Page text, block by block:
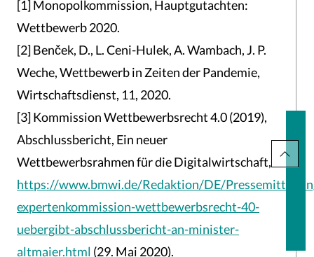
[1] Monopolkommission, Hauptgutachten:
Wettbewerb 2020.
[2] Benček, D., L. Ceni-Hulek, A. Wambach, J. P.
Weche, Wettbewerb in Zeiten der Pandemie,
Wirtschaftsdienst, 11, 2020.
[3] Kommission Wettbewerbsrecht 4.0 (2019),
Abschlussbericht, Ein neuer
Wettbewerbsrahmen für die Digitalwirtschaft,
https://www.bmwi.de/Redaktion/DE/
expertenkommission-wettbewerbsrecht-40-
uebergibt-abschlussbericht-an-minister-
altmaier.html (29. Mai 2020).